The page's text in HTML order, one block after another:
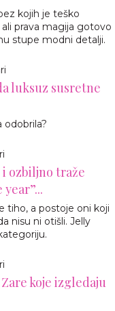
kojih je teško
prava magija gotovo
stupe modni detalji.
luksuz susretne
odobrila?
ozbiljno traže
tiho, a postoje oni koji
nisu ni otišli. Jelly
koje izgledaju